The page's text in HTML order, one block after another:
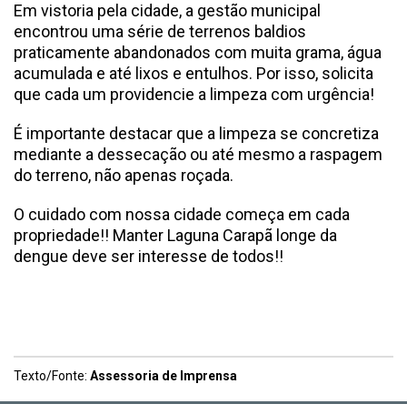
Em vistoria pela cidade, a gestão municipal
encontrou uma série de terrenos baldios
praticamente abandonados com muita grama, água
acumulada e até lixos e entulhos. Por isso, solicita
que cada um providencie a limpeza com urgência!
É importante destacar que a limpeza se concretiza
mediante a dessecação ou até mesmo a raspagem
do terreno, não apenas roçada.
O cuidado com nossa cidade começa em cada
propriedade!! Manter Laguna Carapã longe da
dengue deve ser interesse de todos!!
Texto/Fonte: Assessoria de Imprensa